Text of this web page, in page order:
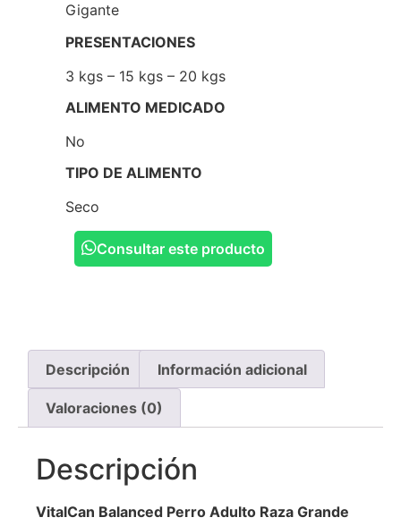
Gigante
PRESENTACIONES
3 kgs – 15 kgs – 20 kgs
ALIMENTO MEDICADO
No
TIPO DE ALIMENTO
Seco
Consultar este producto
Descripción Información adicional
Valoraciones (0)
Descripción
VitalCan Balanced Perro Adulto Raza Grande